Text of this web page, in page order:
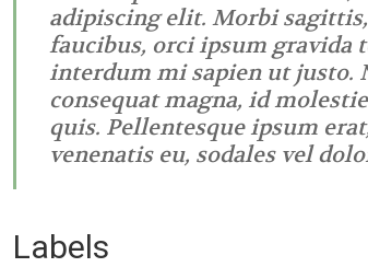
adipiscing elit. Morbi
faucibus, orci ipsum gravida
interdum mi sapien ut justo.
consequat magna, id
quis. Pellentesque ipsum
venenatis eu, sodales vel
Labels